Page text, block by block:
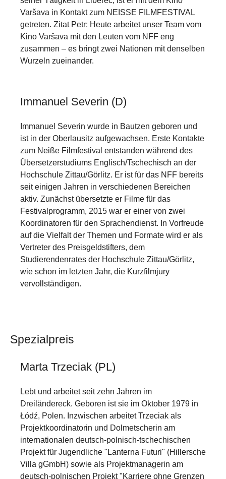
Varšava in Kontakt zum NEISSE FILMFESTIVAL
getreten. Zitat Petr: Heute arbeitet unser Team vom
Kino Varšava mit den Leuten vom NFF eng
zusammen – es bringt zwei Nationen mit denselben
Wurzeln zueinander.
Immanuel Severin (D)
Immanuel Severin wurde in Bautzen geboren und
ist in der Oberlausitz aufgewachsen. Erste Kontakte
zum Neiße Filmfestival entstanden während des
Übersetzerstudiums Englisch/Tschechisch an der
Hochschule Zittau/Görlitz. Er ist für das NFF bereits
seit einigen Jahren in verschiedenen Bereichen
aktiv. Zunächst übersetzte er Filme für das
Festivalprogramm, 2015 war er einer von zwei
Koordinatoren für den Sprachendienst. In Vorfreude
auf die Vielfalt der Themen und Formate wird er als
Vertreter des Preisgeldstifters, dem
Studierendenrates der Hochschule Zittau/Görlitz,
wie schon im letzten Jahr, die Kurzfilmjury
vervollständigen.
Spezialpreis
Marta Trzeciak (PL)
Lebt und arbeitet seit zehn Jahren im
Dreiländereck. Geboren ist sie im Oktober 1979 in
Łódź, Polen. Inzwischen arbeitet Trzeciak als
Projektkoordinatorin und Dolmetscherin am
internationalen deutsch-polnisch-tschechischen
Projekt für Jugendliche "Lanterna Futuri" (Hillersche
Villa gGmbH) sowie als Projektmanagerin am
deutsch-polnischen Projekt "Karriere ohne Grenzen